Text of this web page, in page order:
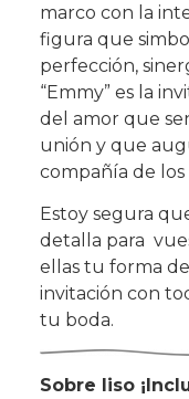
marco con la
figura que
perfección,
“Emmy” es la
del amor que
unión y que
compañía de los
Estoy segura
detalla para
ellas tu forma
invitación con
tu boda.
Sobre liso